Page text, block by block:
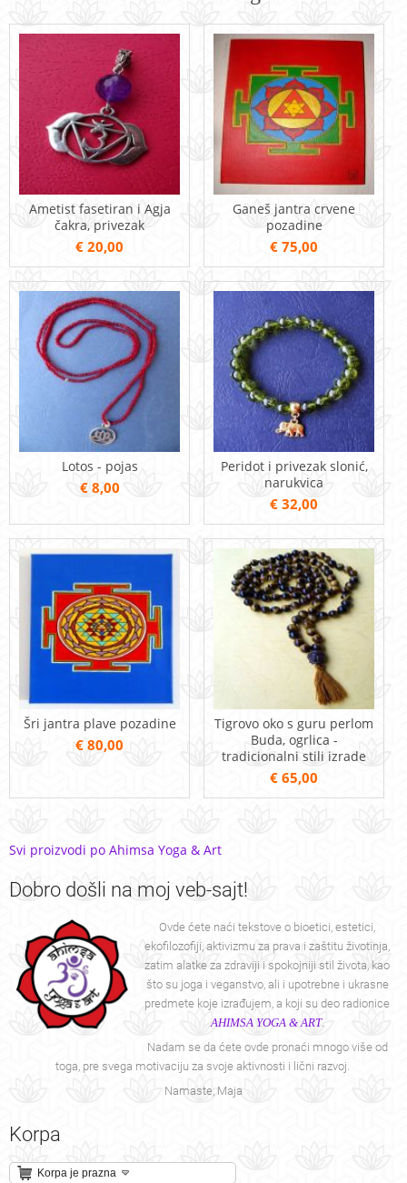
Ametist fasetiran i Agja
čakra, privezak
€ 20,00
Ganeš jantra crvene
pozadine
€ 75,00
Lotos - pojas
€ 8,00
Peridot i privezak slonić,
narukvica
€ 32,00
Šri jantra plave pozadine
€ 80,00
Tigrovo oko s guru perlom
Buda, ogrlica -
tradicionalni stili izrade
€ 65,00
Svi proizvodi po Ahimsa Yoga & Art
Dobro došli na moj veb-sajt!
Ovde ćete naći tekstove o bioetici, estetici,
ekofilozofiji, aktivizmu za prava i zaštitu životinja,
zatim alatke za zdraviji i spokojniji stil života, kao
što su joga i veganstvo, ali i upotrebne i ukrasne
predmete koje izrađujem, a koji su deo radionice
AHIMSA YOGA & ART.
Nadam se da ćete ovde pronaći mnogo više od
toga, pre svega motivaciju za svoje aktivnosti i lični razvoj.
Namaste, Maja
Korpa
Korpa je prazna